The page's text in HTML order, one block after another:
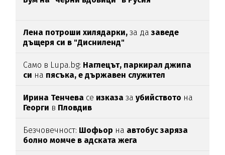
Лена потроши хилядарки,за да заведе
дъщеря си в "Дисниленд"
Само в Lupa.bg: Наглецът, паркирал джипа
си на пясъка, е държавен служител
Ирина Тенчева се изказазаубийството на
Георги в Пловдив
Безчовечност: Шофьор на автобус заряза
болно момче в адската жега